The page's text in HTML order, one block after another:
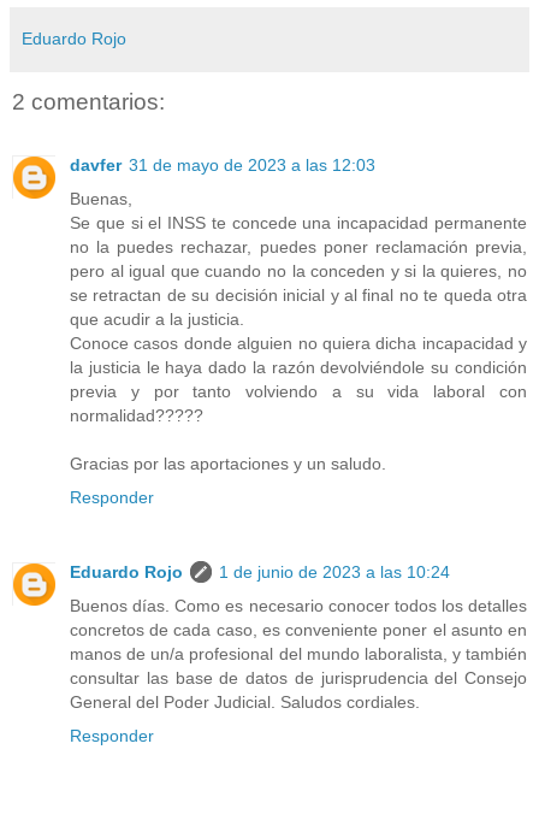
Eduardo Rojo
2 comentarios:
davfer 31 de mayo de 2023 a las 12:03
Buenas,
Se que si el INSS te concede una incapacidad permanente
no la puedes rechazar, puedes poner reclamación previa,
pero al igual que cuando no la conceden y si la quieres, no
se retractan de su decisión inicial y al final no te queda otra
que acudir a la justicia.
Conoce casos donde alguien no quiera dicha incapacidad y
la justicia le haya dado la razón devolviéndole su condición
previa y por tanto volviendo a su vida laboral con
normalidad?????
Gracias por las aportaciones y un saludo.
Responder
Eduardo Rojo
1 de junio de 2023 a las 10:24
Buenos días. Como es necesario conocer todos los detalles
concretos de cada caso, es conveniente poner el asunto en
manos de un/a profesional del mundo laboralista, y también
consultar las base de datos de jurisprudencia del Consejo
General del Poder Judicial. Saludos cordiales.
Responder